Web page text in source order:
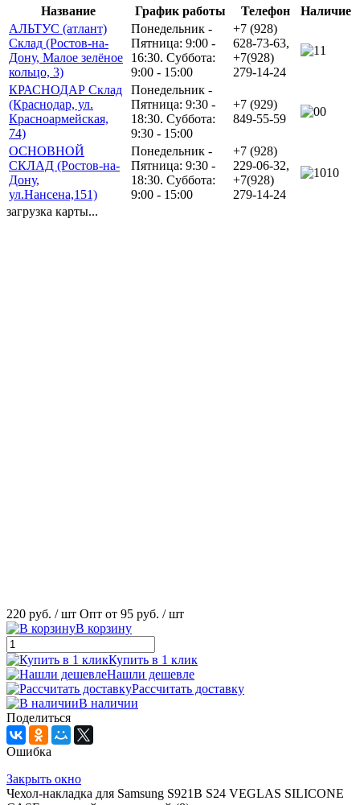
Название График работы Телефон
Наличие
АЛЬТУС (атлант)
Склад (Ростов-на-
Дону, Малое зелёное
кольцо, 3)
Понедельник -
Пятница: 9:00 -
16:30. Суббота:
9:00 - 15:00
+7 (928)
628-73-63,
+7(928)
279-14-24
1
КРАСНОДАР Склад
(Краснодар, ул.
Красноармейская,
74)
Понедельник -
Пятница: 9:30 -
18:30. Суббота:
9:30 - 15:00
+7 (929)
849-55-59
0
ОСНОВНОЙ
СКЛАД (Ростов-на-
Дону,
ул.Нансена,151)
Понедельник -
Пятница: 9:30 -
18:30. Суббота:
9:00 - 15:00
+7 (928)
229-06-32,
+7(928)
279-14-24
10
загрузка карты...
220 руб. / шт Опт от 95 руб. / шт
В корзину
Купить в 1 клик
Нашли дешевле
Рассчитать доставку
В наличии
Поделиться
Ошибка
Закрыть окно
Чехол-накладка для Samsung S921B S24 VEGLAS SILICONE